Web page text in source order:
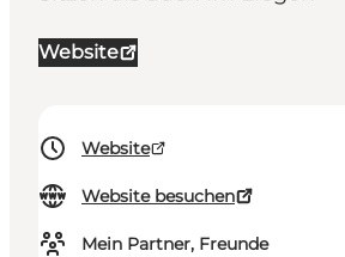
Website
Website
Website besuchen
Mein Partner, Freunde